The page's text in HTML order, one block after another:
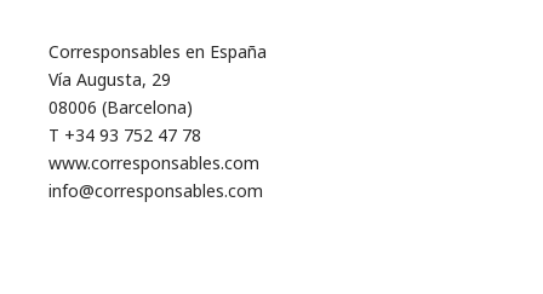
Corresponsables en España
Vía Augusta, 29
08006 (Barcelona)
T +34 93 752 47 78
www.corresponsables.com
info@corresponsables.com